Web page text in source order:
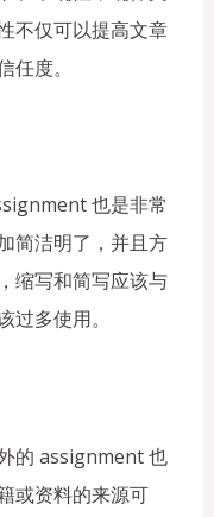
不仅可以提高文章
度。
也是非常
简洁明了，并且方
缩写和简写应该与
多使用。
的 assignment 也
或资料的来源可